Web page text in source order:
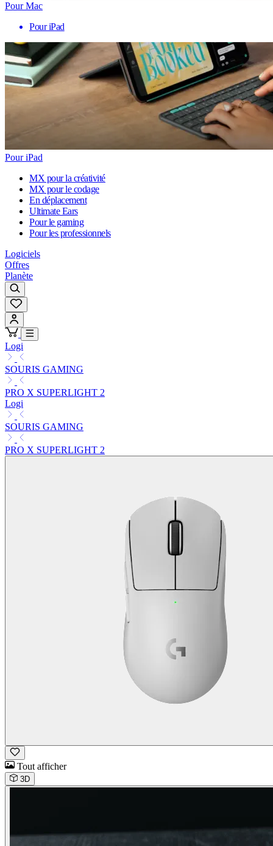
Pour Mac
Pour iPad
Pour iPad
MX pour la créativité
MX pour le codage
En déplacement
Ultimate Ears
Pour le gaming
Pour les professionnels
Logiciels
Offres
Planète
Logi
SOURIS GAMING
PRO X SUPERLIGHT 2
Logi
SOURIS GAMING
PRO X SUPERLIGHT 2
Tout afficher
3D